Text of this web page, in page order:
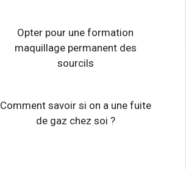
Opter pour une formation
maquillage permanent des
sourcils
Comment savoir si on a une fuite
de gaz chez soi ?